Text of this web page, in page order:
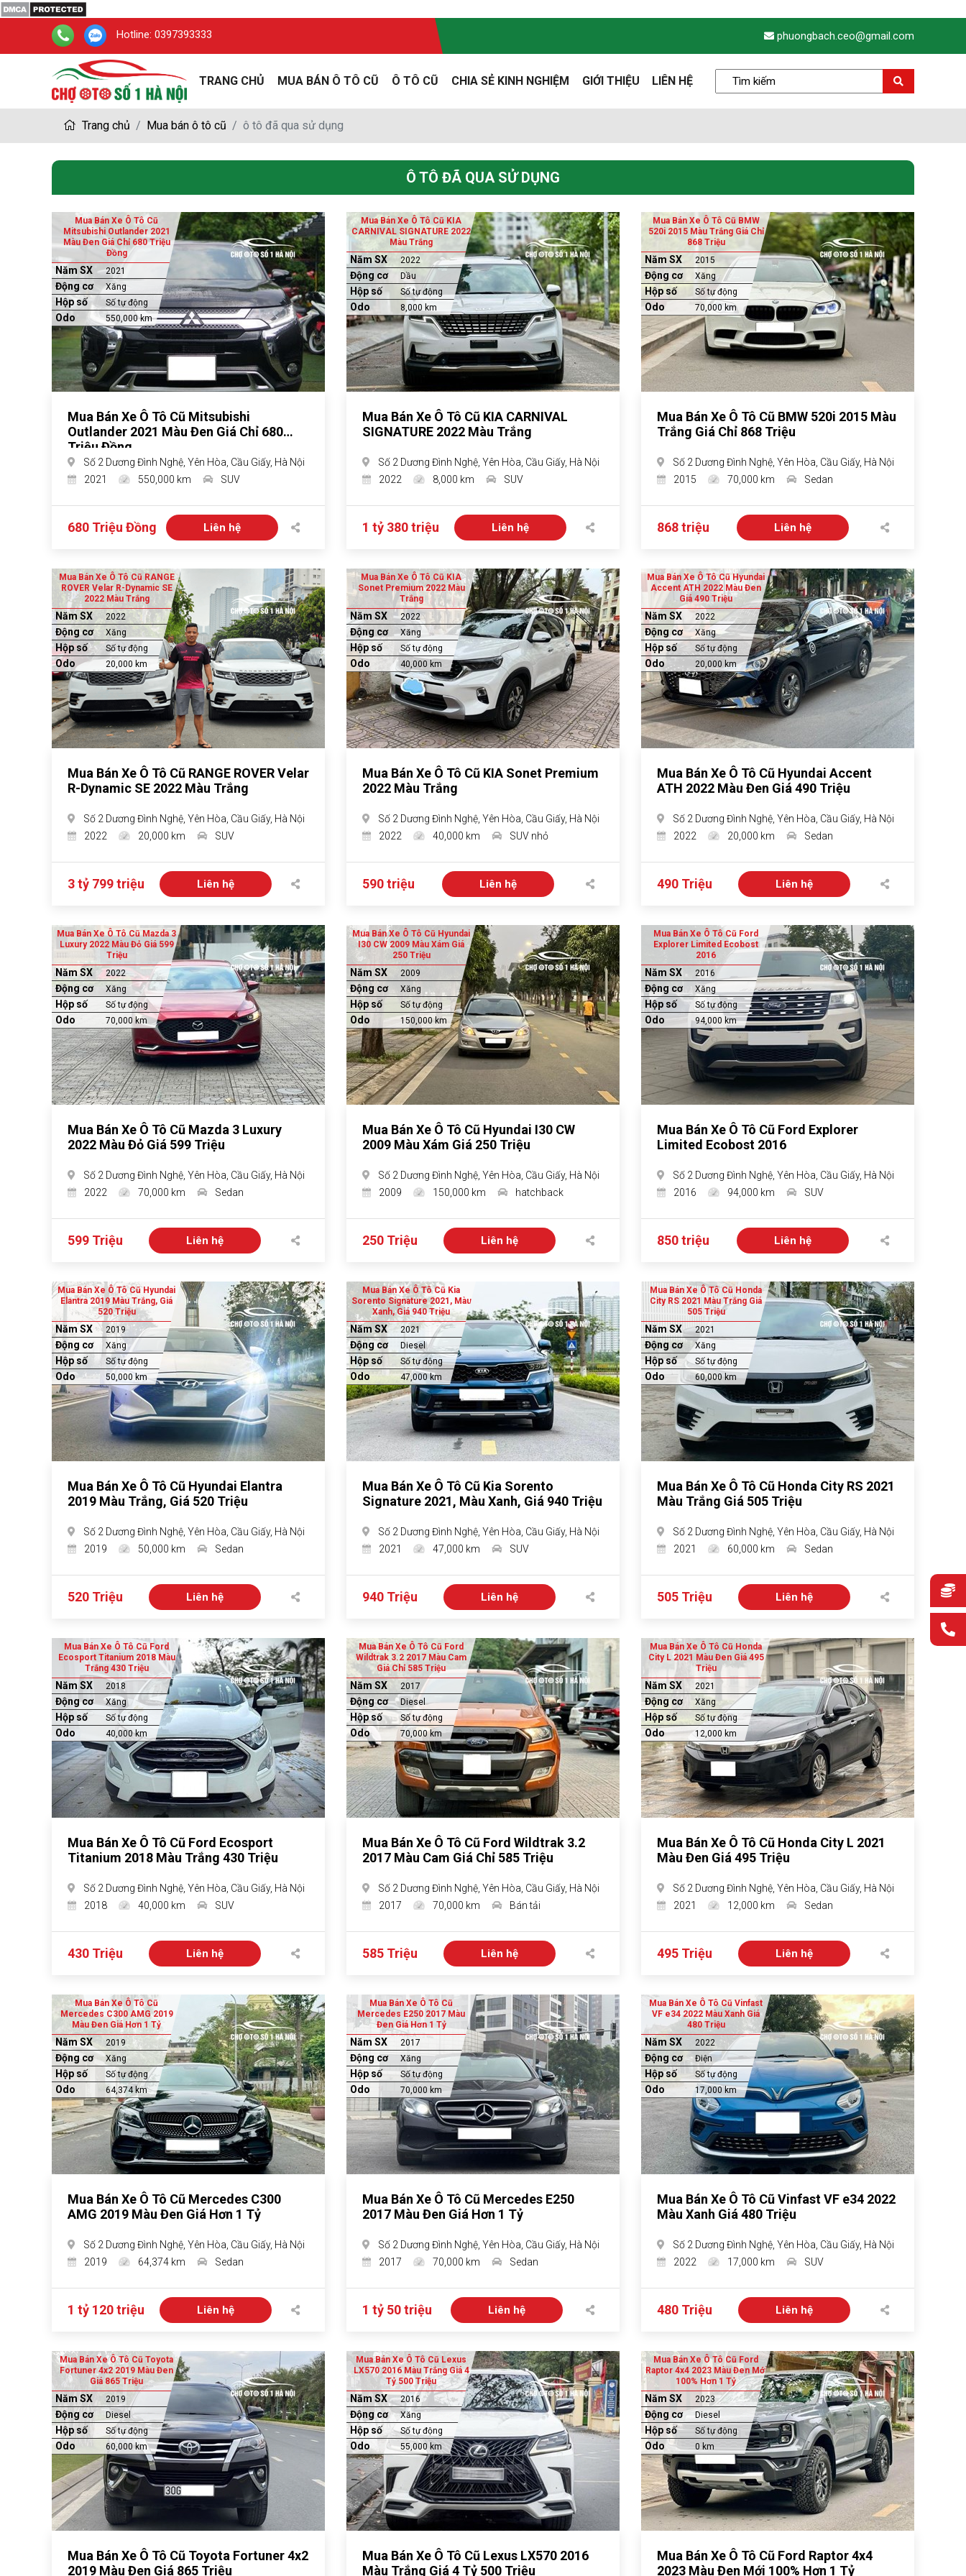
Hotline: 0397393333 phuongbach.ceo@gmail.com
TRANG CHỦ MUA BÁN Ô TÔ CŨ Ô TÔ CŨ CHIA SẺ KINH NGHIỆM GIỚI THIỆU LIÊN HỆ
Trang chủ Mua bán ô tô cũ ô tô đã qua sử dụng
Ô TÔ ĐÃ QUA SỬ DỤNG
Mua Bán Xe Ô Tô Cũ
Mitsubishi Outlander 2021
Màu Đen Giá Chỉ 680 Triệu
Đồng
Năm SX 2021
Động cơ Xăng
Hộp số Số tự động
Odo 550,000 km
Mua Bán Xe Ô Tô Cũ Mitsubishi
Outlander 2021 Màu Đen Giá Chỉ 680
Triệu Đồng
Số 2 Dương Đình Nghệ, Yên Hòa, Cầu Giấy, Hà Nội
2021
550,000 km SUV
680 Triệu Đồng Liên hệ
Mua Bán Xe Ô Tô Cũ KIA
CARNIVAL SIGNATURE 2022
Màu Trắng
Năm SX 2022
Động cơ Dầu
Hộp số Số tự động
Odo 8,000 km
Mua Bán Xe Ô Tô Cũ KIA CARNIVAL
SIGNATURE 2022 Màu Trắng
Số 2 Dương Đình Nghệ, Yên Hòa, Cầu Giấy, Hà Nội
2022
8,000 km SUV
1 tỷ 380 triệu Liên hệ
Mua Bán Xe Ô Tô Cũ BMW
520i 2015 Màu Trắng Giá Chỉ
868 Triệu
Năm SX 2015
Động cơ Xăng
Hộp số Số tự động
Odo 70,000 km
Mua Bán Xe Ô Tô Cũ BMW 520i 2015 Màu
Trắng Giá Chỉ 868 Triệu
Số 2 Dương Đình Nghệ, Yên Hòa, Cầu Giấy, Hà Nội
2015
70,000 km Sedan
868 triệu Liên hệ
Mua Bán Xe Ô Tô Cũ RANGE
ROVER Velar R-Dynamic SE
2022 Màu Trắng
Năm SX 2022
Động cơ Xăng
Hộp số Số tự động
Odo 20,000 km
Mua Bán Xe Ô Tô Cũ RANGE ROVER Velar
R-Dynamic SE 2022 Màu Trắng
Số 2 Dương Đình Nghệ, Yên Hòa, Cầu Giấy, Hà Nội
2022
20,000 km SUV
3 tỷ 799 triệu Liên hệ
Mua Bán Xe Ô Tô Cũ KIA
Sonet Premium 2022 Màu
Trắng
Năm SX 2022
Động cơ Xăng
Hộp số Số tự động
Odo 40,000 km
Mua Bán Xe Ô Tô Cũ KIA Sonet Premium
2022 Màu Trắng
Số 2 Dương Đình Nghệ, Yên Hòa, Cầu Giấy, Hà Nội
2022
40,000 km SUV nhỏ
590 triệu Liên hệ
Mua Bán Xe Ô Tô Cũ Hyundai
Accent ATH 2022 Màu Đen
Giá 490 Triệu
Năm SX 2022
Động cơ Xăng
Hộp số Số tự động
Odo 20,000 km
Mua Bán Xe Ô Tô Cũ Hyundai Accent
ATH 2022 Màu Đen Giá 490 Triệu
Số 2 Dương Đình Nghệ, Yên Hòa, Cầu Giấy, Hà Nội
2022
20,000 km Sedan
490 Triệu Liên hệ
Mua Bán Xe Ô Tô Cũ Mazda 3
Luxury 2022 Màu Đỏ Giá 599
Triệu
Năm SX 2022
Động cơ Xăng
Hộp số Số tự động
Odo 70,000 km
Mua Bán Xe Ô Tô Cũ Mazda 3 Luxury
2022 Màu Đỏ Giá 599 Triệu
Số 2 Dương Đình Nghệ, Yên Hòa, Cầu Giấy, Hà Nội
2022
70,000 km Sedan
599 Triệu Liên hệ
Mua Bán Xe Ô Tô Cũ Hyundai
I30 CW 2009 Màu Xám Giá
250 Triệu
Năm SX 2009
Động cơ Xăng
Hộp số Số tự động
Odo 150,000 km
Mua Bán Xe Ô Tô Cũ Hyundai I30 CW
2009 Màu Xám Giá 250 Triệu
Số 2 Dương Đình Nghệ, Yên Hòa, Cầu Giấy, Hà Nội
2009
150,000 km hatchback
250 Triệu Liên hệ
Mua Bán Xe Ô Tô Cũ Ford
Explorer Limited Ecobost
2016
Năm SX 2016
Động cơ Xăng
Hộp số Số tự động
Odo 94,000 km
Mua Bán Xe Ô Tô Cũ Ford Explorer
Limited Ecobost 2016
Số 2 Dương Đình Nghệ, Yên Hòa, Cầu Giấy, Hà Nội
2016
94,000 km SUV
850 triệu Liên hệ
Mua Bán Xe Ô Tô Cũ Hyundai
Elantra 2019 Màu Trắng, Giá
520 Triệu
Năm SX 2019
Động cơ Xăng
Hộp số Số tự động
Odo 50,000 km
Mua Bán Xe Ô Tô Cũ Hyundai Elantra
2019 Màu Trắng, Giá 520 Triệu
Số 2 Dương Đình Nghệ, Yên Hòa, Cầu Giấy, Hà Nội
2019
50,000 km Sedan
520 Triệu Liên hệ
Mua Bán Xe Ô Tô Cũ Kia
Sorento Signature 2021, Màu
Xanh, Giá 940 Triệu
Năm SX 2021
Động cơ Diesel
Hộp số Số tự động
Odo 47,000 km
Mua Bán Xe Ô Tô Cũ Kia Sorento
Signature 2021, Màu Xanh, Giá 940 Triệu
Số 2 Dương Đình Nghệ, Yên Hòa, Cầu Giấy, Hà Nội
2021
47,000 km SUV
940 Triệu Liên hệ
Mua Bán Xe Ô Tô Cũ Honda
City RS 2021 Màu Trắng Giá
505 Triệu
Năm SX 2021
Động cơ Xăng
Hộp số Số tự động
Odo 60,000 km
Mua Bán Xe Ô Tô Cũ Honda City RS 2021
Màu Trắng Giá 505 Triệu
Số 2 Dương Đình Nghệ, Yên Hòa, Cầu Giấy, Hà Nội
2021
60,000 km Sedan
505 Triệu Liên hệ
Mua Bán Xe Ô Tô Cũ Ford
Ecosport Titanium 2018 Màu
Trắng 430 Triệu
Năm SX 2018
Động cơ Xăng
Hộp số Số tự động
Odo 40,000 km
Mua Bán Xe Ô Tô Cũ Ford Ecosport
Titanium 2018 Màu Trắng 430 Triệu
Số 2 Dương Đình Nghệ, Yên Hòa, Cầu Giấy, Hà Nội
2018
40,000 km SUV
430 Triệu Liên hệ
Mua Bán Xe Ô Tô Cũ Ford
Wildtrak 3.2 2017 Màu Cam
Giá Chỉ 585 Triệu
Năm SX 2017
Động cơ Diesel
Hộp số Số tự động
Odo 70,000 km
Mua Bán Xe Ô Tô Cũ Ford Wildtrak 3.2
2017 Màu Cam Giá Chỉ 585 Triệu
Số 2 Dương Đình Nghệ, Yên Hòa, Cầu Giấy, Hà Nội
2017
70,000 km Bán tải
585 Triệu Liên hệ
Mua Bán Xe Ô Tô Cũ Honda
City L 2021 Màu Đen Giá 495
Triệu
Năm SX 2021
Động cơ Xăng
Hộp số Số tự động
Odo 12,000 km
Mua Bán Xe Ô Tô Cũ Honda City L 2021
Màu Đen Giá 495 Triệu
Số 2 Dương Đình Nghệ, Yên Hòa, Cầu Giấy, Hà Nội
2021
12,000 km Sedan
495 Triệu Liên hệ
Mua Bán Xe Ô Tô Cũ
Mercedes C300 AMG 2019
Màu Đen Giá Hơn 1 Tỷ
Năm SX 2019
Động cơ Xăng
Hộp số Số tự động
Odo 64,374 km
Mua Bán Xe Ô Tô Cũ Mercedes C300
AMG 2019 Màu Đen Giá Hơn 1 Tỷ
Số 2 Dương Đình Nghệ, Yên Hòa, Cầu Giấy, Hà Nội
2019
64,374 km Sedan
1 tỷ 120 triệu Liên hệ
Mua Bán Xe Ô Tô Cũ
Mercedes E250 2017 Màu
Đen Giá Hơn 1 Tỷ
Năm SX 2017
Động cơ Xăng
Hộp số Số tự động
Odo 70,000 km
Mua Bán Xe Ô Tô Cũ Mercedes E250
2017 Màu Đen Giá Hơn 1 Tỷ
Số 2 Dương Đình Nghệ, Yên Hòa, Cầu Giấy, Hà Nội
2017
70,000 km Sedan
1 tỷ 50 triệu Liên hệ
Mua Bán Xe Ô Tô Cũ Vinfast
VF e34 2022 Màu Xanh Giá
480 Triệu
Năm SX 2022
Động cơ Điện
Hộp số Số tự động
Odo 17,000 km
Mua Bán Xe Ô Tô Cũ Vinfast VF e34 2022
Màu Xanh Giá 480 Triệu
Số 2 Dương Đình Nghệ, Yên Hòa, Cầu Giấy, Hà Nội
2022
17,000 km SUV
480 Triệu Liên hệ
Mua Bán Xe Ô Tô Cũ Toyota
Fortuner 4x2 2019 Màu Đen
Giá 865 Triệu
Năm SX 2019
Động cơ Diesel
Hộp số Số tự động
Odo 60,000 km
Mua Bán Xe Ô Tô Cũ Toyota Fortuner 4x2
2019 Màu Đen Giá 865 Triệu
Mua Bán Xe Ô Tô Cũ Lexus
LX570 2016 Màu Trắng Giá 4
Tỷ 500 Triệu
Năm SX 2016
Động cơ Xăng
Hộp số Số tự động
Odo 55,000 km
Mua Bán Xe Ô Tô Cũ Lexus LX570 2016
Màu Trắng Giá 4 Tỷ 500 Triệu
Mua Bán Xe Ô Tô Cũ Ford
Raptor 4x4 2023 Màu Đen Mới
100% Hơn 1 Tỷ
Năm SX 2023
Động cơ Diesel
Hộp số Số tự động
Odo 0 km
Mua Bán Xe Ô Tô Cũ Ford Raptor 4x4
2023 Màu Đen Mới 100% Hơn 1 Tỷ